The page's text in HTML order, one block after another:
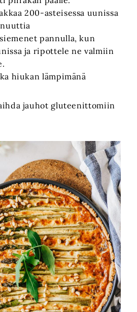
200-asteisessa uunissa
pannulla, kun
ja ripottele ne valmiin
hiukan lämpimänä
jauhot gluteenittomiin